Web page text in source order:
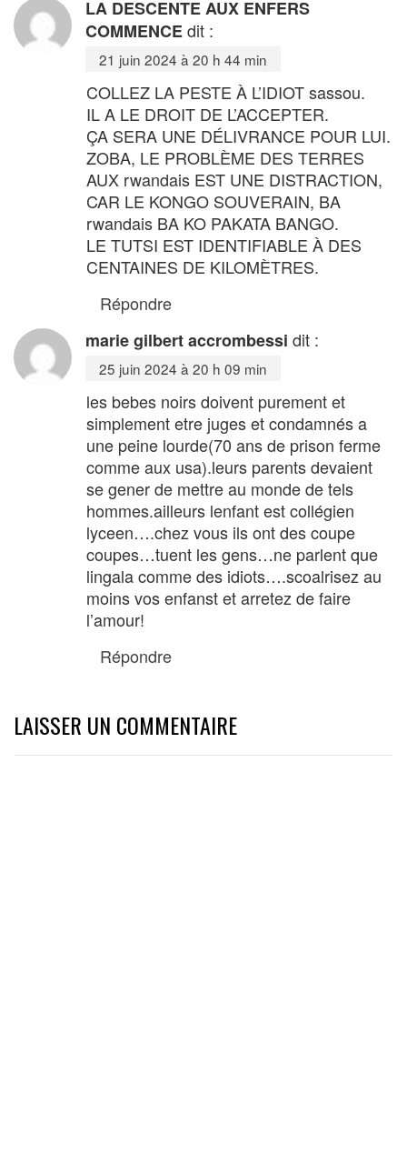
LA DESCENTE AUX ENFERS
COMMENCEdit :
21 juin 2024 à 20 h 44 min
COLLEZ LA PESTE À L’IDIOT sassou.
IL A LE DROIT DE L’ACCEPTER.
ÇA SERA UNE DÉLIVRANCE POUR LUI.
ZOBA, LE PROBLÈME DES TERRES
AUX rwandais EST UNE DISTRACTION,
CAR LE KONGO SOUVERAIN, BA
rwandais BA KO PAKATA BANGO.
LE TUTSI EST IDENTIFIABLE À DES
CENTAINES DE KILOMÈTRES.
Répondre
marie gilbert accrombessi dit :
25 juin 2024 à 20 h 09 min
les bebes noirs doivent purement et
simplement etre juges et condamnés a
une peine lourde(70 ans de prison ferme
comme aux usa).leurs parents devaient
se gener de mettre au monde de tels
hommes.ailleurs lenfant est collégien
lyceen….chez vous ils ont des coupe
coupes…tuent les gens…ne parlent que
lingala comme des idiots….scoalrisez au
moins vos enfanst et arretez de faire
l’amour!
Répondre
LAISSER UN COMMENTAIRE